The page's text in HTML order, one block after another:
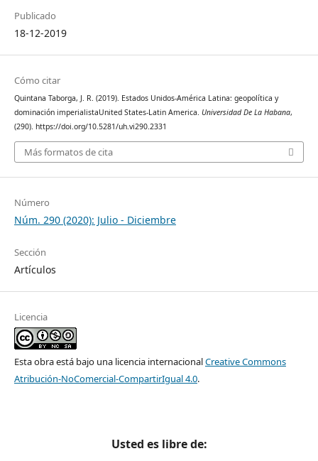
Publicado
18-12-2019
Cómo citar
Quintana Taborga, J. R. (2019). Estados Unidos-América Latina: geopolítica y
dominación imperialistaUnited States-Latin America. Universidad De La Habana,
(290). https://doi.org/10.5281/uh.vi290.2331
Más formatos de cita
Número
Núm. 290 (2020): Julio - Diciembre
Sección
Artículos
Licencia
Esta obra está bajo una licencia internacionalCreative Commons
Atribución-NoComercial-CompartirIgual 4.0.
Usted es libre de: